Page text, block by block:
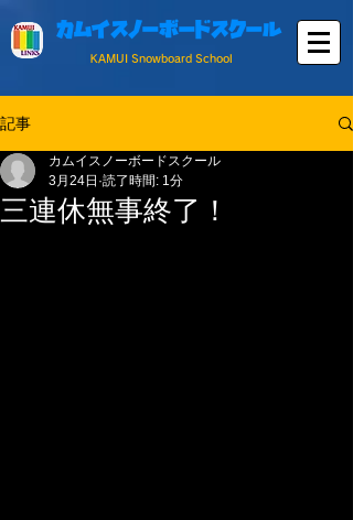
カムイスノーボードスクール
KAMUI Snowboard School
記事
三連休無事終了！
カムイスノーボードスクール
3月24日 読了時間: 1分